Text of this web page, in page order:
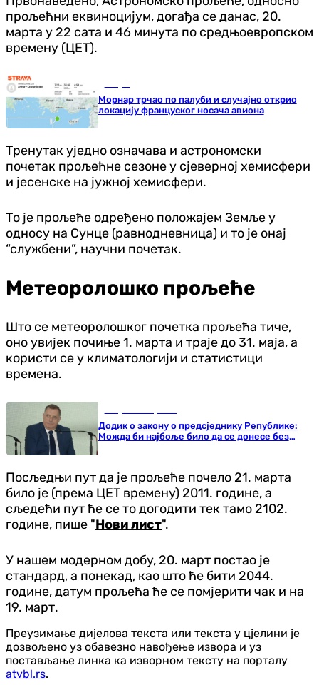
прољећни еквиноцијум, догађа се данас, 20.
марта у 22 сата и 46 минута по средњоевропском
времену (ЦЕТ).
Морнар трчао по палуби и случајно открио
локацију француског носача авиона
Тренутак уједно означава и астрономски
почетак прољећне сезоне у сјеверној хемисфери
и јесенске на јужној хемисфери.
То је прољеће одређено положајем Земље у
односу на Сунце (равнодневница) и то је онај
“службени”, научни почетак.
Метеоролошко прољеће
Што се метеоролошког почетка прољећа тиче,
оно увијек почиње 1. марта и траје до 31. маја, а
користи се у климатологији и статистици
времена.
Додик о закону о предсједнику Републике:
Можда би најбоље било да се донесе без
мене
Посљедњи пут да је прољеће почело 21. марта
било је (према ЦЕТ времену) 2011. године, а
сљедећи пут ће се то догодити тек тамо 2102.
године, пише "Нови лист".
У нашем модерном добу, 20. март постао је
стандард, а понекад, као што ће бити 2044.
године, датум прољећа ће се помјерити чак и на
19. март.
Преузимање дијелова текста или текста у цјелини је
дозвољено уз обавезно навођење извора и уз
постављање линка ка изворном тексту на порталу
atvbl.rs.